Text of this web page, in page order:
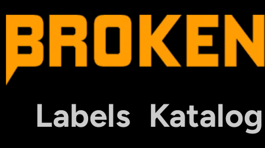
Labels Katalog